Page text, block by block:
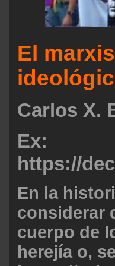
El
Carlos X.
Ex:
https://
En la
considerar
cuerpo de
herejía o,